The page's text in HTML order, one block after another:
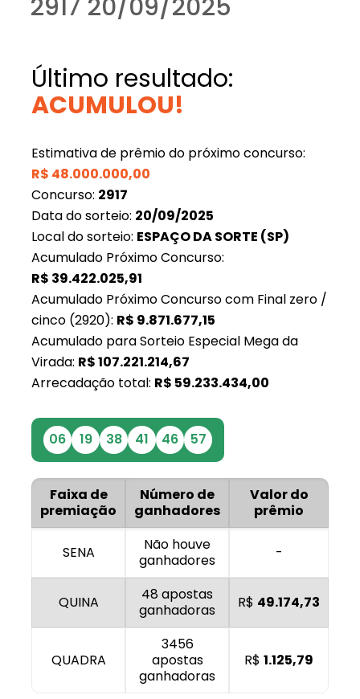
2917 20/09/2025
Último resultado:
ACUMULOU!
Estimativa de prêmio do próximo concurso:
R$ 48.000.000,00
Concurso: 2917
Data do sorteio: 20/09/2025
Local do sorteio: ESPAÇO DA SORTE (SP)
Acumulado Próximo Concurso:
R$ 39.422.025,91
Acumulado Próximo Concurso com Final zero /
cinco (2920): R$ 9.871.677,15
Acumulado para Sorteio Especial Mega da
Virada: R$107.221.214,67
Arrecadação total: R$ 59.233.434,00
06 19 38 41 46 57
Faixa de
premiação
Número de
ganhadores
Valor do
prêmio
SENA
Não houve
ganhadores
-
QUINA
48 apostas
ganhadoras
R$ 49.174,73
QUADRA
3456
apostas
ganhadoras
R$ 1.125,79